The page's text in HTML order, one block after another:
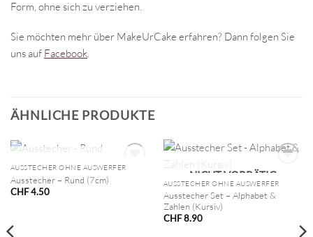
Form, ohne sich zu verziehen.
Sie möchten mehr über MakeUrCake erfahren? Dann folgen Sie
uns auf Facebook.
ÄHNLICHE PRODUKTE
NICHT VORRÄTIG
AUSSTECHER OHNE AUSWERFER
Ausstecher – Rund (7cm)
CHF4.50
NICHT VORRÄTIG
AUSSTECHER OHNE AUSWERFER
Ausstecher Set – Alphabet &
Zahlen (Kursiv)
CHF8.90